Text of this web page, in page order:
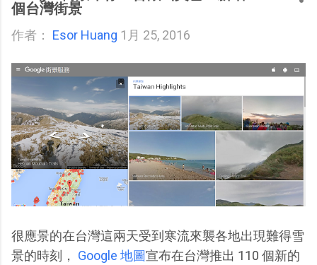
個台灣街景
作者： Esor Huang 1月 25, 2016
很應景的在台灣這兩天受到寒流來襲各地出現難得雪
景的時刻，
Google 地圖宣布在台灣推出 110 個新的